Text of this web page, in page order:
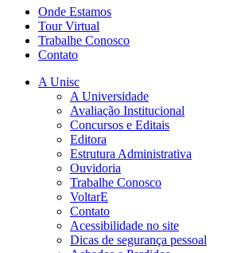
Onde Estamos
Tour Virtual
Trabalhe Conosco
Contato
A Unisc
A Universidade
Avaliação Institucional
Concursos e Editais
Editora
Estrutura Administrativa
Ouvidoria
Trabalhe Conosco
VoltarE
Contato
Acessibilidade no site
Dicas de segurança pessoal